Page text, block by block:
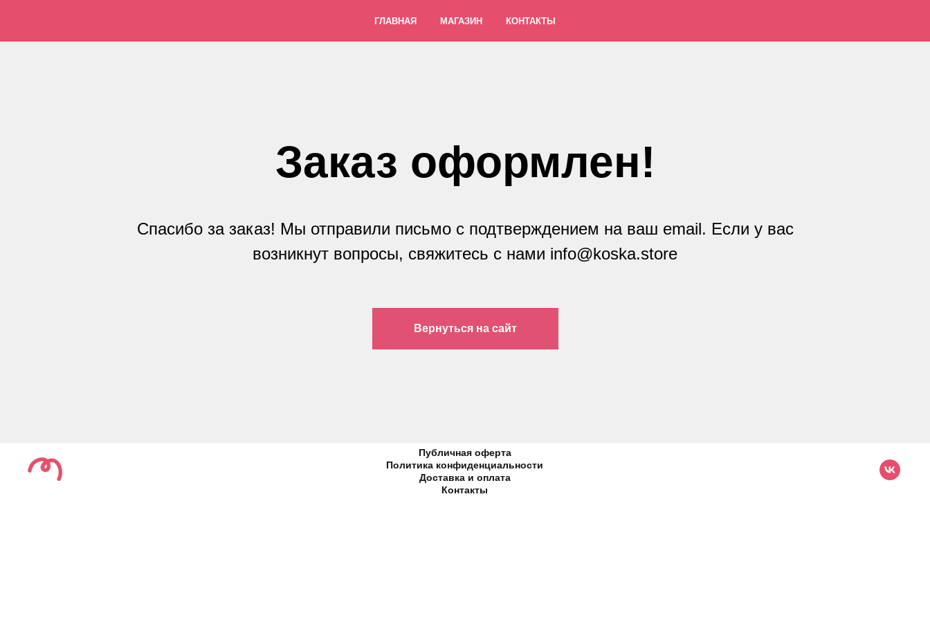
ГЛАВНАЯ МАГАЗИН КОНТАКТЫ
Заказ оформлен!
Спасибо за заказ! Мы отправили письмо с подтверждением на ваш email. Если у вас
возникнут вопросы, свяжитесь с нами info@koska.store
Вернуться на сайт
Публичная оферта
Политика конфиденциальности
Доставка и оплата
Контакты